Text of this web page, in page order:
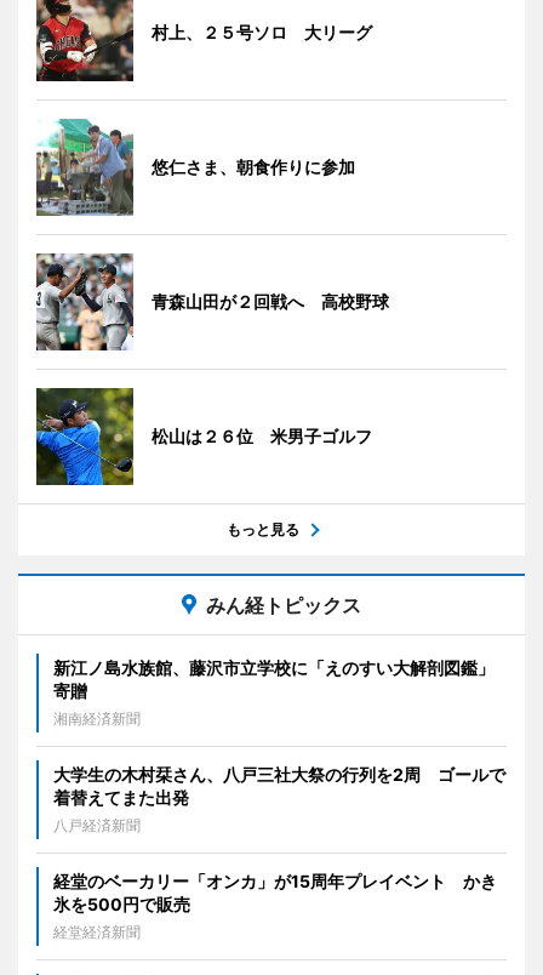
村上、２５号ソロ 大リーグ
悠仁さま、朝食作りに参加
青森山田が２回戦へ 高校野球
松山は２６位 米男子ゴルフ
もっと見る
みん経トピックス
新江ノ島水族館、藤沢市立学校に「えのすい大解剖図鑑」
寄贈
湘南経済新聞
大学生の木村栞さん、八戸三社大祭の行列を2周 ゴールで
着替えてまた出発
八戸経済新聞
経堂のベーカリー「オンカ」が15周年プレイベント かき
氷を500円で販売
経堂経済新聞